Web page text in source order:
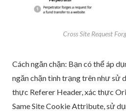
Cross Site Request
Cách ngăn chặn: Bạn có thể áp
ngăn chặn tình trạng trên như sử
thực Referer Header, xác thực
Same Site Cookie Attribute, sử